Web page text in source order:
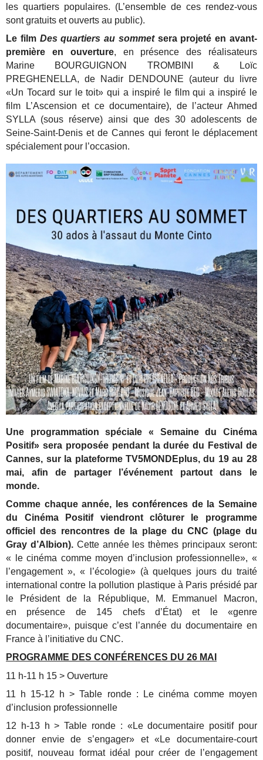
les quartiers populaires. (L’ensemble de ces rendez-vous
sont gratuits et ouverts au public).
Le film Des quartiers au sommetsera projeté en avant-
première en ouverture, en présence des réalisateurs
Marine BOURGUIGNON TROMBINI & Loïc
PREGHENELLA, de Nadir DENDOUNE (auteur du livre
«Un Tocard sur le toit» qui a inspiré le film qui a inspiré le
film L’Ascension et ce documentaire), de l’acteur Ahmed
SYLLA (sous réserve) ainsi que des 30 adolescents de
Seine-Saint-Denis et de Cannes qui feront le déplacement
spécialement pour l’occasion.
Une programmation spéciale « Semaine du Cinéma
Positif» sera proposée pendant la durée du Festival de
Cannes, sur la plateforme TV5MONDEplus, du 19 au 28
mai, afin de partager l’événement partout dans le
monde.
Comme chaque année, les conférences de la Semaine
du Cinéma Positif viendront clôturer le programme
officiel des rencontres de la plage du CNC (plage du
Gray d’Albion).Cette année les thèmes principaux seront:
« le cinéma comme moyen d’inclusion professionnelle», «
l’engagement », « l’écologie» (à quelques jours du traité
international contre la pollution plastique à Paris présidé par
le Président de la République, M. Emmanuel Macron,
en présence de 145 chefs d’État) et le «genre
documentaire», puisque c’est l’année du documentaire en
France à l’initiative du CNC.
PROGRAMME DES CONFÉRENCES DU 26 MAI
11 h-11 h 15 > Ouverture
11 h 15-12 h > Table ronde : Le cinéma comme moyen
d’inclusion professionnelle
12 h-13 h > Table ronde : «Le documentaire positif pour
donner envie de s’engager» et «Le documentaire-court
positif, nouveau format idéal pour créer de l’engagement